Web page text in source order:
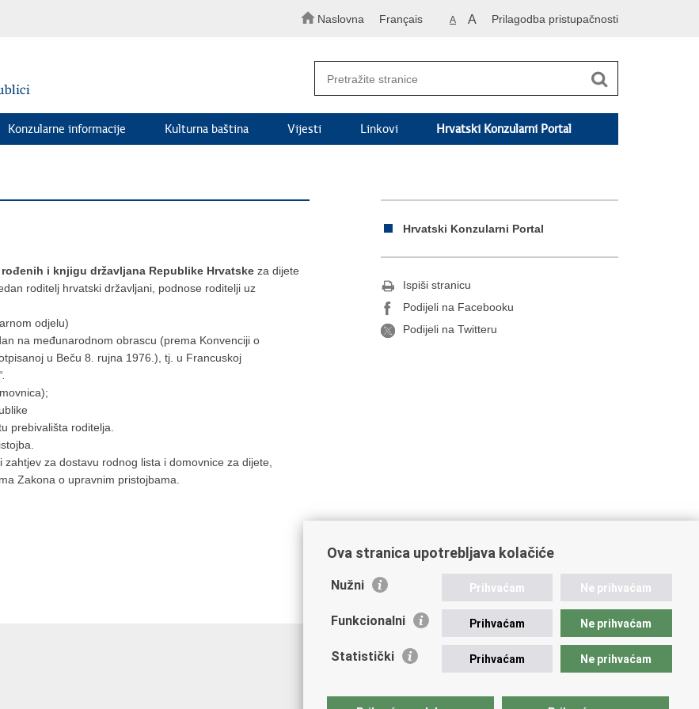
Naslovna Français A A Prilagodba pristupačnosti
Konzularne informacije Kulturna baština Vijesti Linkovi Hrvatski Konzularni Portal
i knjigu državljana Republike Hrvatske za dijete
roditelj hrvatski državljani, podnose roditelji uz
odjelu)
na međunarodnom obrascu (prema Konvenciji o
u Beču 8. rujna 1976.), tj. u Francuskoj
“.
prebivališta roditelja.
za dostavu rodnog lista i domovnice za dijete,
Zakona o upravnim pristojbama.
Hrvatski Konzularni Portal
Ispiši stranicu
Podijeli na Facebooku
Podijeli na Twitteru
Ova stranica upotrebljava kolačiće
Nužni Prihvaćam Ne prihvaćam
Funkcionalni Prihvaćam Ne prihvaćam
Statistički Prihvaćam Ne prihvaćam